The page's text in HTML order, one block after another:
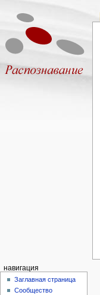
навигация
Заглавная страница
Сообщество